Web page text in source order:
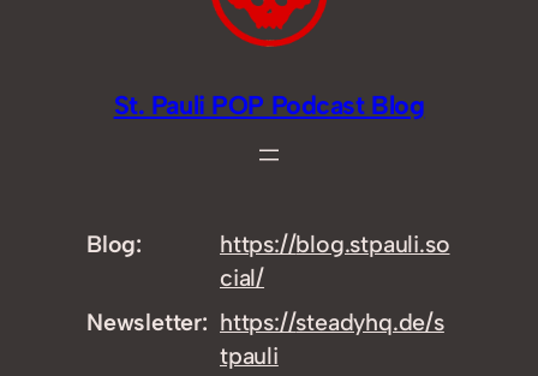
St. Pauli POP Podcast Blog
Blog https://blog.stpauli.so
cial/
Newsletter
https://steadyhq.de/s
tpauli